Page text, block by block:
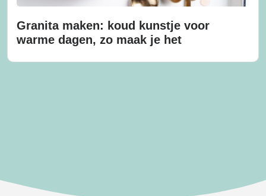
Granita maken: koud kunstje voor
warme dagen, zo maak je het